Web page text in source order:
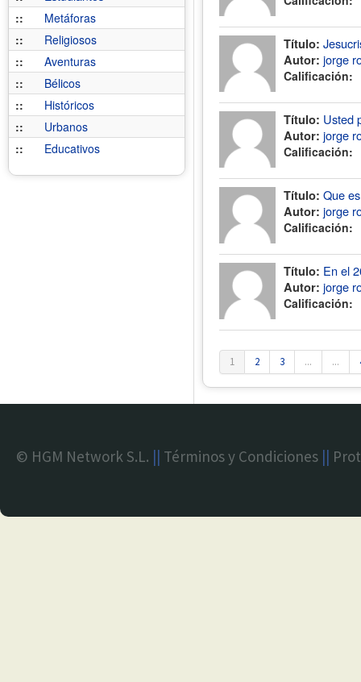
::
Metáforas
::
Religiosos
::
Aventuras
::
Bélicos
::
Históricos
::
Urbanos
::
Educativos
Título:
Autor: jorge
Calificación:
Título: Usted
Autor: jorge
Calificación:
Título: Que
Autor: jorge
Calificación:
Título: En el
Autor: jorge
Calificación:
1 2 3 ... ...
© HGM Network S.L. || Términos y Condiciones ||